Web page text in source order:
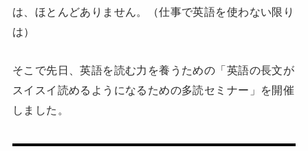
は、ほとんどありません。（仕事で英語を使わない限り
は）
そこで先日、英語を読む力を養うための「英語の長文が
スイスイ読めるようになるための多読セミナー」を開催
しました。